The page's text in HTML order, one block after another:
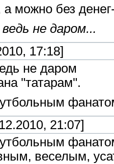
можно без
не даром...
17:18]
не даром
"татарам".
21:07]
веселым,